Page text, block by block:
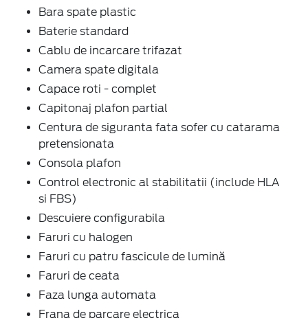
Bara spate plastic
Baterie standard
Cablu de incarcare trifazat
Camera spate digitala
Capace roti - complet
Capitonaj plafon partial
Centura de siguranta fata sofer cu catarama
pretensionata
Consola plafon
Control electronic al stabilitatii (include HLA
si FBS)
Descuiere configurabila
Faruri cu halogen
Faruri cu patru fascicule de lumină
Faruri de ceata
Faza lunga automata
Frana de parcare electrica